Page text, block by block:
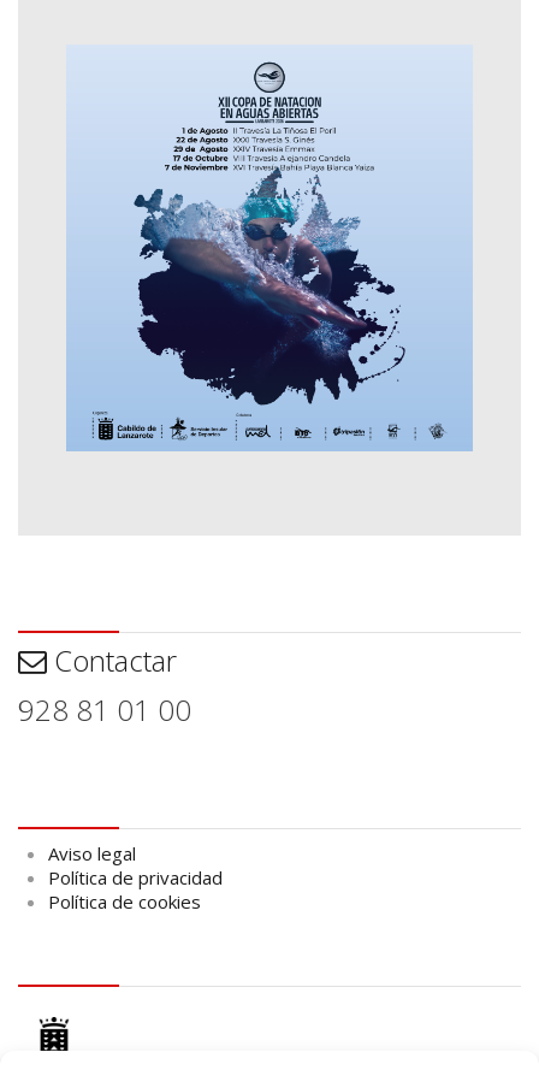
Contactar
928 81 01 00
Aviso legal
Política de privacidad
Política de cookies